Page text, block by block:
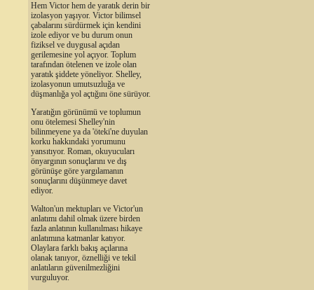
Hem Victor hem de yaratık derin bir
izolasyon yaşıyor. Victor bilimsel
çabalarını sürdürmek için kendini
izole ediyor ve bu durum onun
fiziksel ve duygusal açıdan
gerilemesine yol açıyor. Toplum
tarafından ötelenen ve izole olan
yaratık şiddete yöneliyor. Shelley,
izolasyonun umutsuzluğa ve
düşmanlığa yol açtığını öne sürüyor.
Yaratığın görünümü ve toplumun
onu ötelemesi Shelley'nin
bilinmeyene ya da 'öteki'ne duyulan
korku hakkındaki yorumunu
yansıtıyor. Roman, okuyucuları
önyargının sonuçlarını ve dış
görünüşe göre yargılamanın
sonuçlarını düşünmeye davet
ediyor.
Walton'un mektupları ve Victor'un
anlatımı dahil olmak üzere birden
fazla anlatının kullanılması hikaye
anlatımına katmanlar katıyor.
Olaylara farklı bakış açılarına
olanak tanıyor, öznelliği ve tekil
anlatıların güvenilmezliğini
vurguluyor.